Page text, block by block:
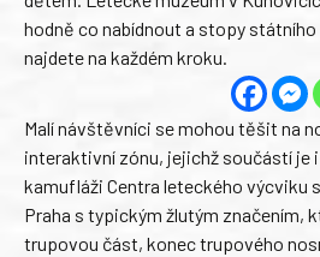
hodně co nabídnout a stopy státního
najdete na každém kroku.
Malí návštěvníci se mohou těšit na
interaktivní zónu, jejichž součástí je i
kamufláži Centra leteckého výcviku
Praha s typickým žlutým značením,
trupovou část, konec trupového